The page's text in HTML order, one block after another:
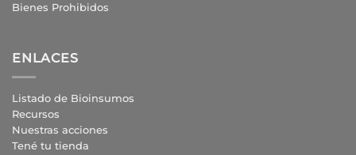
Bienes Prohibidos
ENLACES
Listado de Bioinsumos
Recursos
Nuestras acciones
Tené tu tienda